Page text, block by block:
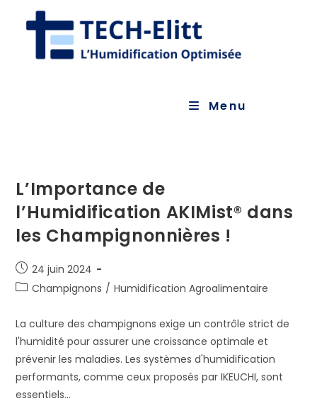
Menu
L’Importance de
l’Humidification AKIMist® dans
les Champignonnières !
Publication
publiée :
24 juin 2024
PostChampignons / Humidification Agroalimentaire
La culture des champignons exige un contrôle strict de
l'humidité pour assurer une croissance optimale et
prévenir les maladies. Les systèmes d'humidification
performants, comme ceux proposés par IKEUCHI, sont
essentiels…